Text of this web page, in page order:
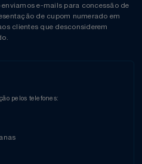
e-mails para concessão de
de cupom numerado em
clientes que desconsiderem
pelos telefones: